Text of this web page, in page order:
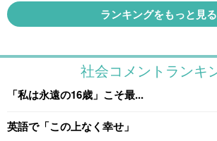
ランキングをもっと見る